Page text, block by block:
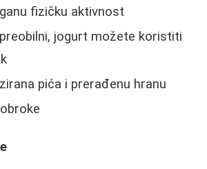
fizičku aktivnost
jogurt možete koristiti
pića i prerađenu hranu